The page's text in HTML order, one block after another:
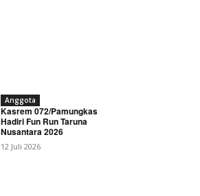
Anggota
Kasrem 072/Pamungkas
Hadiri Fun Run Taruna
Nusantara 2026
12 Juli 2026